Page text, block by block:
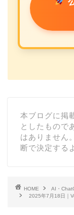
本ブログに掲
としたもので
はありません
断で決定する
HOME AI・
2025年7月18日｜